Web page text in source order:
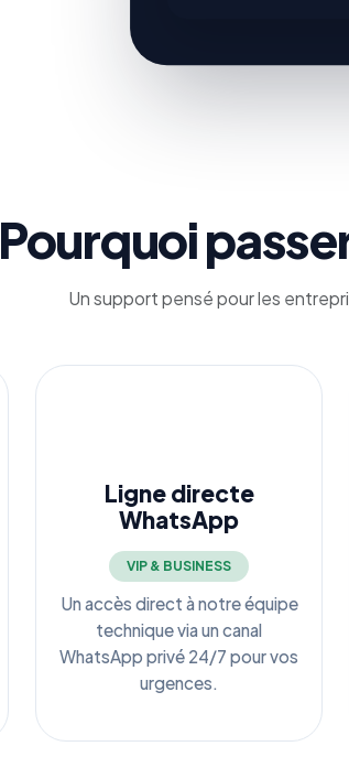
Pourquoi
Un support pensé pour les
Ligne directe
WhatsApp
VIP & BUSINESS
Un accès direct à notre équipe
technique via un canal
WhatsApp privé 24/7 pour vos
urgences.